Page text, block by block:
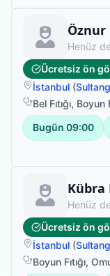
Öznur
Henüz
Ücretsiz ön
İstanbul (
Bel Fıtığı, Boyun
Bugün 09:00
Kübra
Henüz
Ücretsiz ön
İstanbul (
Boyun Fıtığı,